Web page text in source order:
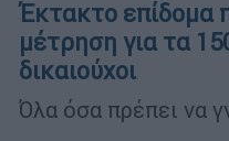
Έκτακτο επίδομα
μέτρηση για τα
δικαιούχοι
Όλα όσα πρέπει να